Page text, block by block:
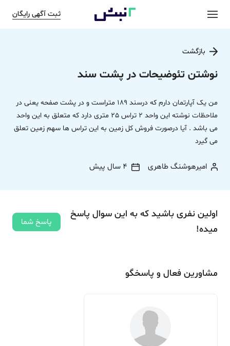
ثبت آگهی رایگان
بازگشت
نوشتن تئوضیحات در پشت سند
من یک آپارتمان دارم که درسند 189 متراست و در پشت صفحه یعنی در
ملاحظات نوشته این واحد 2 تراس 25 متری دارد که متعلق به این واحد
می باشد . آیا درصورت فروش کل زمین به این تراس ها سهم زمین تعلق
می گیرد
امیرهوشنگ طاهری 4 سال پیش
اولین نفری باشید که به این سوال پاسخ
میده!
پاسخ شما
مشاورین فعال و پاسخگو